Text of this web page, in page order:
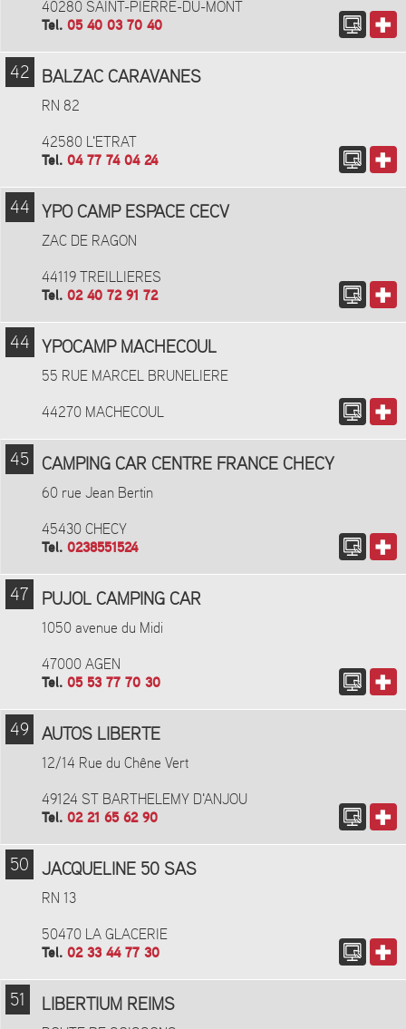
40280 SAINT-PIERRE-DU-MONT
Tel. 05 40 03 70 40
42 BALZAC CARAVANES
RN 82
42580 L'ETRAT
Tel. 04 77 74 04 24
44 YPO CAMP ESPACE CECV
ZAC DE RAGON
44119 TREILLIERES
Tel. 02 40 72 91 72
44 YPOCAMP MACHECOUL
55 RUE MARCEL BRUNELIERE
44270 MACHECOUL
45 CAMPING CAR CENTRE FRANCE CHECY
60 rue Jean Bertin
45430 CHECY
Tel. 0238551524
47 PUJOL CAMPING CAR
1050 avenue du Midi
47000 AGEN
Tel. 05 53 77 70 30
49 AUTOS LIBERTE
12/14 Rue du Chêne Vert
49124 ST BARTHELEMY D'ANJOU
Tel. 02 21 65 62 90
50 JACQUELINE 50 SAS
RN 13
50470 LA GLACERIE
Tel. 02 33 44 77 30
51 LIBERTIUM REIMS